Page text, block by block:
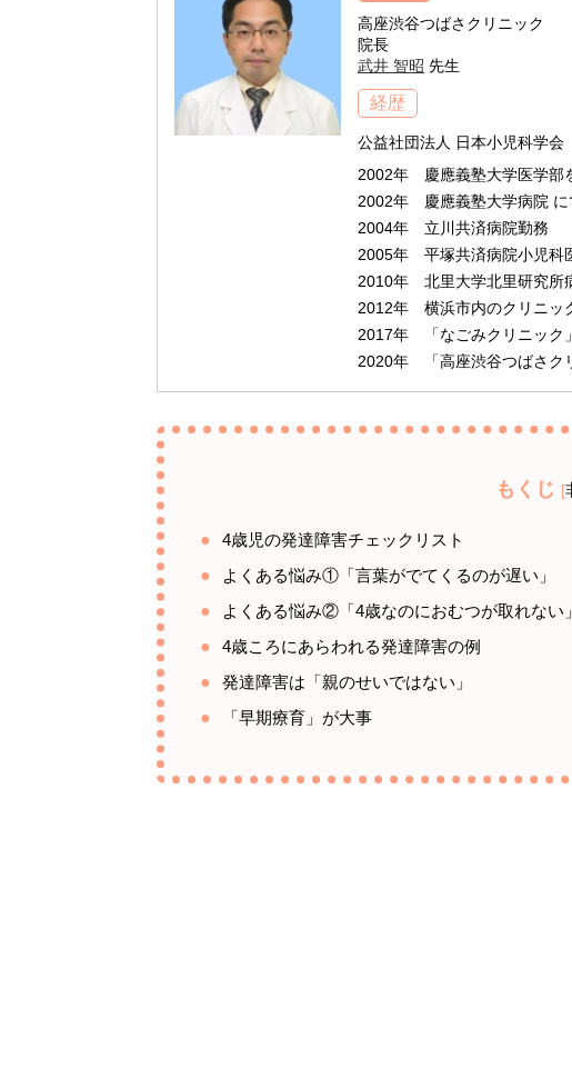
高座渋谷つばさクリニック
院長
武井 智昭 先生
経歴
公益社団法人 日本小児科学
2002年 慶應義塾大学医学部
2002年 慶應義塾大学病院 に
2004年 立川共済病院勤務
2005年 平塚共済病院小児科
2010年 北里大学北里研究所
2012年 横浜市内のクリニッ
2017年 「なごみクリニック
2020年 「高座渋谷つばさク
もくじ [
4歳児の発達障害チェックリスト
よくある悩み①「言葉がでてくるのが遅い」
よくある悩み②「4歳なのにおむつが取れない」
4歳ころにあらわれる発達障害の例
発達障害は「親のせいではない」
「早期療育」が大事